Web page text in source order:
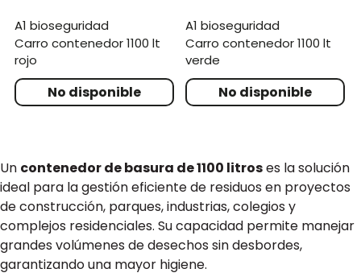
a1 bioseguridad
carro contenedor 1100 lt
rojo
a1 bioseguridad
carro contenedor 1100 lt
verde
Un contenedor de basura de 1100 litroses la solución
ideal para la gestión eficiente de residuos en proyectos
de construcción, parques, industrias, colegios y
complejos residenciales. Su capacidad permite manejar
grandes volúmenes de desechos sin desbordes,
garantizando una mayor higiene.